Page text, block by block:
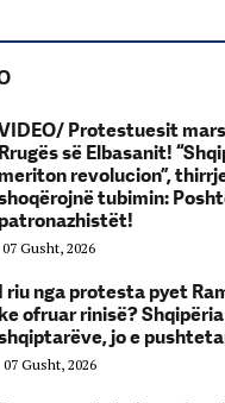
Protestuesit
Rrugës së Elbasanit!
meriton revolucion”,
tubimin:
patronazhistët!
07 Gusht, 2026
I riu nga protesta pyet
ke ofruar rinisë?
jo e
07 Gusht, 2026